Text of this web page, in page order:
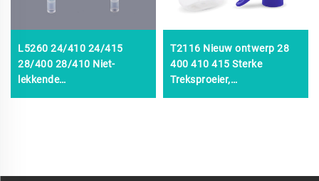
L5260 24/410 24/415
28/400 28/410 Niet-
lekkende
T2116 Nieuw ontwerp 28
400 410 415 Sterke
Treksproeier,